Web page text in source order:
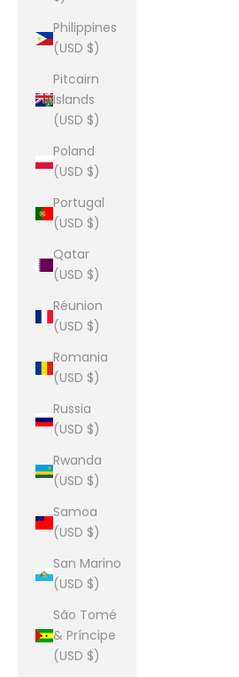
Philippines
(USD $)
Pitcairn
Islands
(USD $)
Poland
(USD $)
Portugal
(USD $)
Qatar
(USD $)
Réunion
(USD $)
Romania
(USD $)
Russia
(USD $)
Rwanda
(USD $)
Samoa
(USD $)
San Marino
(USD $)
São Tomé
& Príncipe
(USD $)